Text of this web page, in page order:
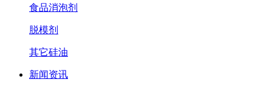
食品消泡剂
脱模剂
其它硅油
新闻资讯